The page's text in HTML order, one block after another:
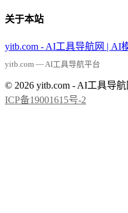
关于本站
yitb.com - AI工具导航网 | AI
yitb.com — AI工具导航平台
© 2026 yitb.com - AI工具导
ICP备19001615号-2